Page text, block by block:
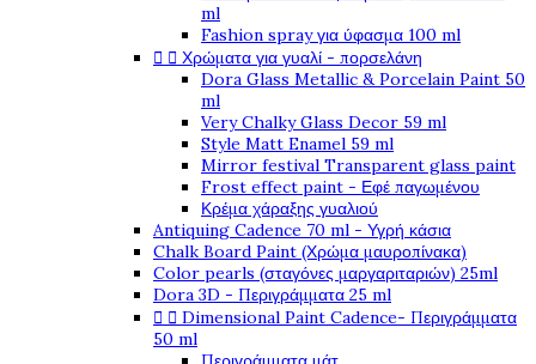
ml
Fashion spray για ύφασμα 100 ml
  Χρώματα για γυαλί - πορσελάνη
Dora Glass Metallic & Porcelain Paint 50
ml
Very Chalky Glass Decor 59 ml
Style Matt Enamel 59 ml
Mirror festival Transparent glass paint
Frost effect paint - Εφέ παγωμένου
Κρέμα χάραξης γυαλιού
Antiquing Cadence 70 ml - Υγρή κάσια
Chalk Board Paint (Χρώμα μαυροπίνακα)
Color pearls (σταγόνες μαργαριταριών) 25ml
Dora 3D - Περιγράμματα 25 ml
  Dimensional Paint Cadence- Περιγράμματα
50 ml